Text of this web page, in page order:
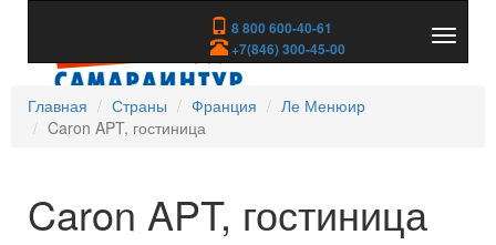
8 800 600-40-61
+7(846) 300-45-00
скрыть
Главная
Страны Франция
Ле Менюир
Caron APT, гостиница
Caron APT, гостиница